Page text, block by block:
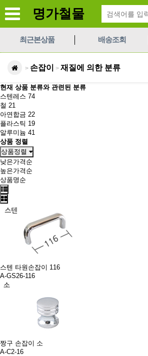
명가철물
최근본상품 배송조회
> 손잡이 > 재질에 의한 분류
현재 상품 분류와 관련된 분류
스텐레스 74
철 21
아연합금 22
플라스틱 19
알루미늄 41
상품 정렬
상품정렬
낮은가격순
높은가격순
상품명순
스텐 타원손잡이 116
A-GS26-116
짱구 손잡이 소
A-C2-16